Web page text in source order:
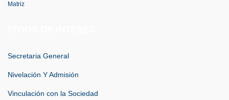
Matriz
Secretaria General
Nivelación Y Admisión
Vinculación con la Sociedad